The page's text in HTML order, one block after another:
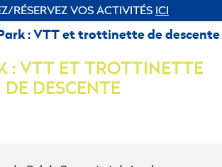
RÉSERVEZ VOS ACTIVITÉS ICI
: VTT et trottinette de descente
: VTT ET TROTTINETTE
DE DESCENTE